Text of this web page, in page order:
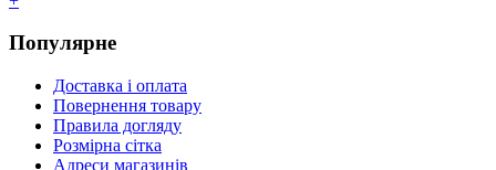
Популярне
Доставка і оплата
Повернення товару
Правила догляду
Розмірна сітка
Адреси магазинів